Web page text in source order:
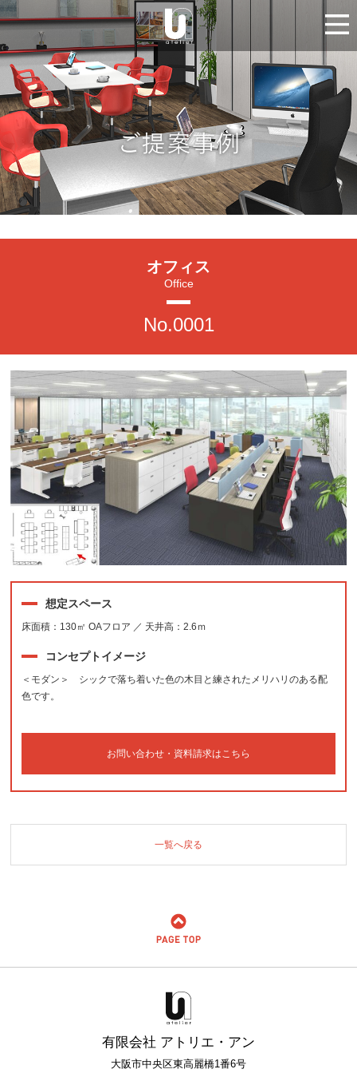
オフィス
Office
No.0001
想定スペース
床面積：130㎡ OAフロア ／ 天井高：2.6ｍ
コンセプトイメージ
＜モダン＞ シックで落ち着いた色の木目と練されたメリハリのある配
色です。
お問い合わせ・資料請求はこちら
一覧へ戻る
有限会社 アトリエ・アン
大阪市中央区東高麗橋1番6号